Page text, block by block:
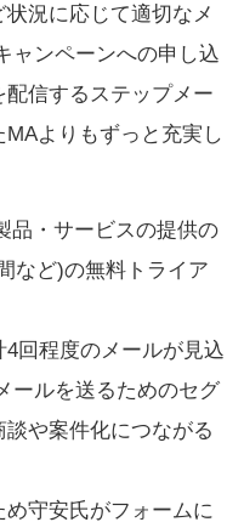
況に応じて適切なメ
ャンペーンへの申し込
信するステップメー
よりもずっと充実し
品・サービスの提供の
など)の無料トライア
回程度のメールが見込
ールを送るためのセグ
や案件化につながる
守安氏がフォームに